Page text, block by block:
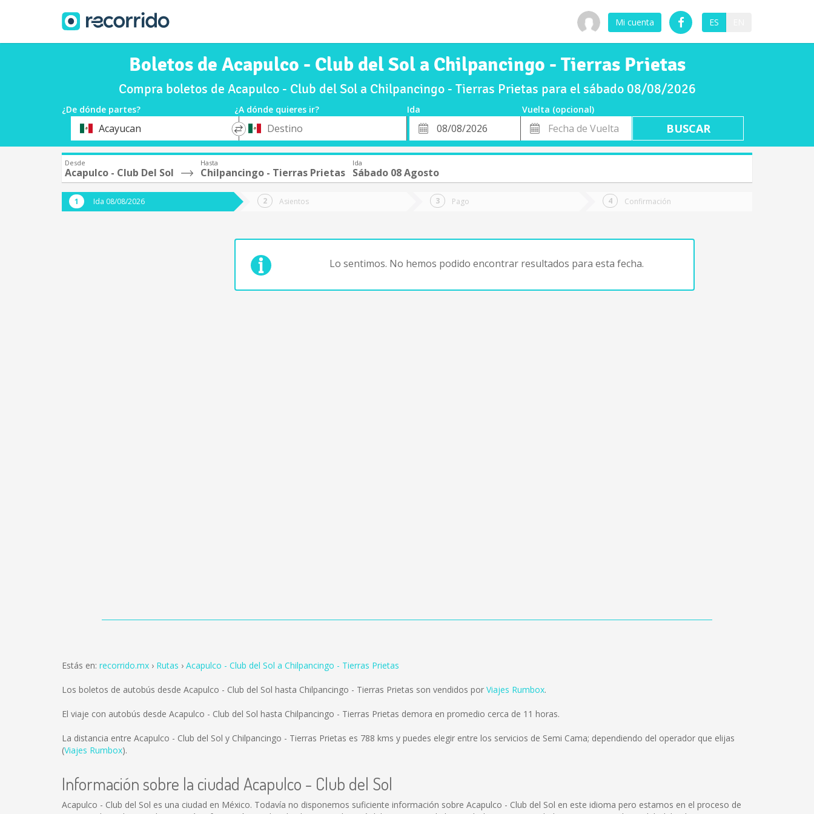
Mi cuenta ES
Boletos de Acapulco - Club del Sol a Chilpancingo - Tierras Prietas
Compra boletos de Acapulco - Club del Sol a Chilpancingo - Tierras Prietas para el sábado 08/08/2026
¿De dónde partes? ¿A dónde quieres ir? Ida
Vuelta (opcional)
OrigenAcayucan
*
Destino
Fecha
de
Fecha
de
Vuelta
Desde
Acapulco - Club Del Sol
Hasta
Chilpancingo - Tierras Prietas
Ida
Sábado 08 Agosto
Ida 08/08/2026 Asientos Pago Confirmación
Lo sentimos. No hemos podido encontrar resultados para esta fecha.
Estás en: recorrido.mx Rutas Acapulco - Club del Sol a Chilpancingo - Tierras Prietas
Los boletos de autobús desde Acapulco - Club del Sol hasta Chilpancingo - Tierras Prietas son vendidos por Viajes Rumbox.
El viaje con autobús desde Acapulco - Club del Sol hasta Chilpancingo - Tierras Prietas demora en promedio cerca de 11 horas.
La distancia entre Acapulco - Club del Sol y Chilpancingo - Tierras Prietas es 788 kms y puedes elegir entre los servicios de Semi Cama; dependiendo del operador que elijas
(Viajes Rumbox).
Información sobre la ciudad Acapulco - Club del Sol
Acapulco - Club del Sol es una ciudad en México. Todavía no disponemos suficiente información sobre Acapulco - Club del Sol en este idioma pero estamos en el proceso de